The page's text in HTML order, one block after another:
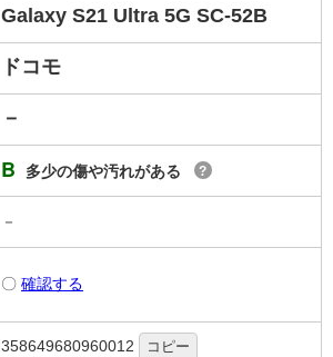
Galaxy S21 Ultra 5G SC-52B
ドコモ
－
B 多少の傷や汚れがある ?
－
〇 確認する
358649680960012 コピー